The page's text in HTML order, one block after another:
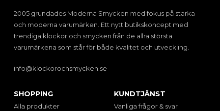
2005 grundades Moderna Smycken med fokus på starka
och moderna varumärken. Ett nytt butikskoncept med
trendiga klockor och smycken från de allra största
varumärkena som står för både kvalitet och utveckling.
info@klockorochsmycken.se
SHOPPING
Alla produkter
KUNDTJÄNST
Vanliga frågor & svar